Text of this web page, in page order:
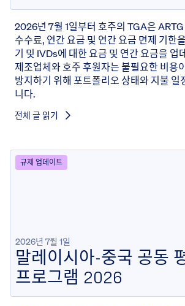
2026년 7월 1일부터 호주의 TGA은
수수료, 연간 요금 및 연간 요금 면제 기한
기 및 IVDs에 대한 요금 및 연간 요금을 업
제조업체와 호주 후원자는 불필요한 비용
방지하기 위해 포트폴리오 상태와 지불 일
니다.
전체 글 읽기
규제 업데이트
2026년 7월 1일
말레이시아-중국 공동
프로그램 2026